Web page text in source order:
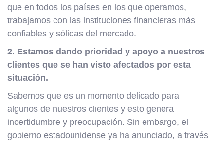
que en todos los países en los que operamos,
trabajamos con las instituciones financieras más
confiables y sólidas del mercado.
2. Estamos dando prioridad y apoyo a nuestros
clientes que se han visto afectados por esta
situación.
Sabemos que es un momento delicado para
algunos de nuestros clientes y esto genera
incertidumbre y preocupación. Sin embargo, el
gobierno estadounidense ya ha anunciado, a través